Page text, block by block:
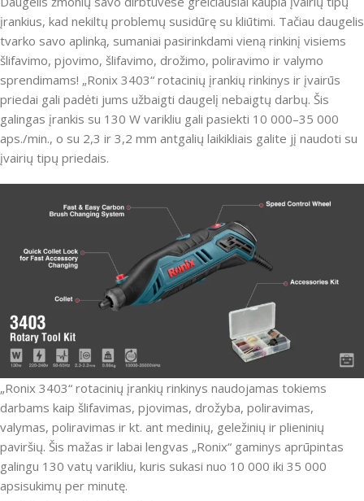
įrankius, kad nekiltų problemų susidūrę su kliūtimi. Tačiau daugelis
tvarko savo aplinką, sumaniai pasirinkdami vieną rinkinį visiems
šlifavimo, pjovimo, šlifavimo, drožimo, poliravimo ir valymo
sprendimams! „Ronix 3403“ rotacinių įrankių rinkinys ir įvairūs
priedai gali padėti jums užbaigti daugelį nebaigtų darbų. Šis
galingas įrankis su 130 W varikliu gali pasiekti 10 000–35 000
aps./min., o su 2,3 ​​ir 3,2 mm antgalių laikikliais galite jį naudoti su
įvairių tipų priedais.
„Ronix 3403“ rotacinių įrankių rinkinys naudojamas tokiems
darbams kaip šlifavimas, pjovimas, drožyba, poliravimas,
valymas, poliravimas ir kt. ant medinių, geležinių ir plieninių
paviršių. Šis mažas ir labai lengvas „Ronix“ gaminys aprūpintas
galingu 130 vatų varikliu, kuris sukasi nuo 10 000 iki 35 000
apsisukimų per minutę.